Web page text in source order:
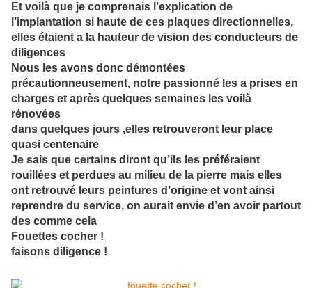
Et voilà que je comprenais l’explication de
l’implantation si haute de ces plaques directionnelles,
elles étaient a la hauteur de vision des conducteurs de
diligences
Nous les avons donc démontées
précautionneusement, notre passionné les a prises en
charges et après quelques semaines les voilà
rénovées
dans quelques jours ,elles retrouveront leur place
quasi centenaire
Je sais que certains diront qu’ils les préféraient
rouillées et perdues au milieu de la pierre mais elles
ont retrouvé leurs peintures d’origine et vont ainsi
reprendre du service, on aurait envie d’en avoir partout
des comme cela
Fouettes cocher !
faisons diligence !